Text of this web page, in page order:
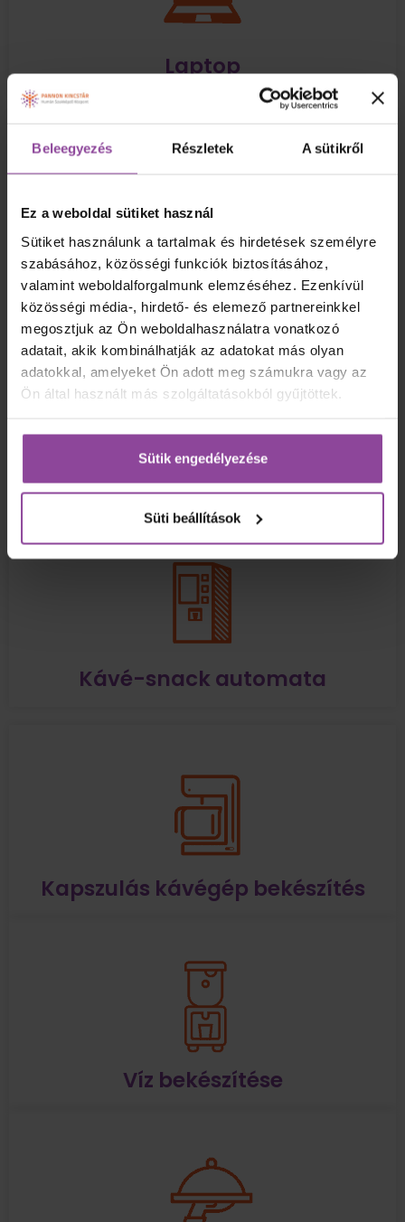
Beleegyezés Részletek A sütikről
Ez a weboldal sütiket használ
Sütiket használunk a tartalmak és hirdetések személyre
szabásához, közösségi funkciók biztosításához,
valamint weboldalforgalmunk elemzéséhez. Ezenkívül
közösségi média-, hirdető- és elemező partnereinkkel
megosztjuk az Ön weboldalhasználatra vonatkozó
adatait, akik kombinálhatják az adatokat más olyan
adatokkal, amelyeket Ön adott meg számukra vagy az
Ön által használt más szolgáltatásokból gyűjtöttek.
Sütik engedélyezése
Süti beállítások
Laptop
Nyomtatás A3, A4 méretben az
oktatás kezdetére
Flipchart
Kávé-snack automata
Kapszulás kávégép bekészítés
Víz bekészítése